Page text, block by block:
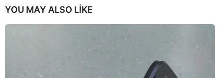
YOU MAY ALSO LIKE